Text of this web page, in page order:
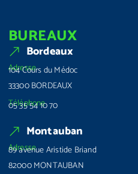
BUREAUX
Bordeaux
Adresse
104 Cours du Médoc
33300 BORDEAUX
Téléphone
05 35 54 10 70
Montauban
Adresse
89 avenue Aristide Briand
82000 MONTAUBAN